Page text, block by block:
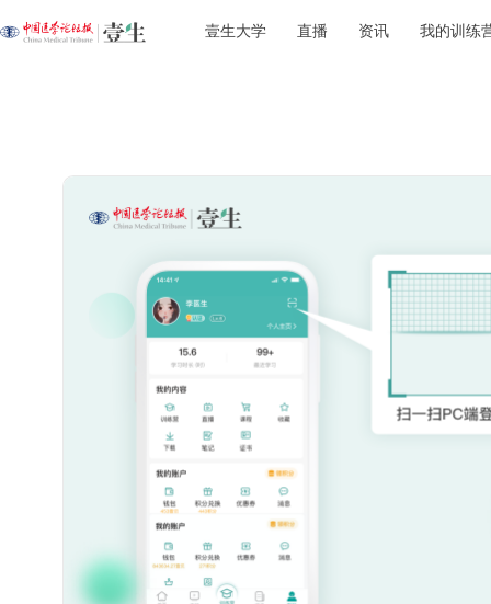
壹生大学 直播 资讯 我的训练